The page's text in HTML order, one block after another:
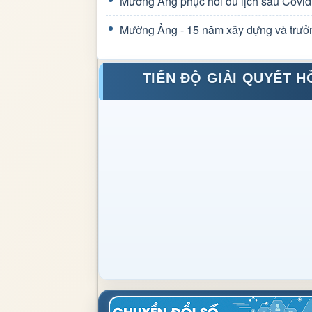
Mường Ảng - 15 năm xây dựng và
TIẾN ĐỘ GIẢI QUYẾT